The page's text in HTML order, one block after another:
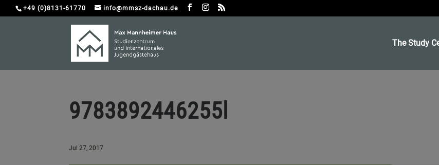
+49 (0)8131-61770 info@mmsz-dachau.de
The Study
9783892446255l
Jul 27, 2017